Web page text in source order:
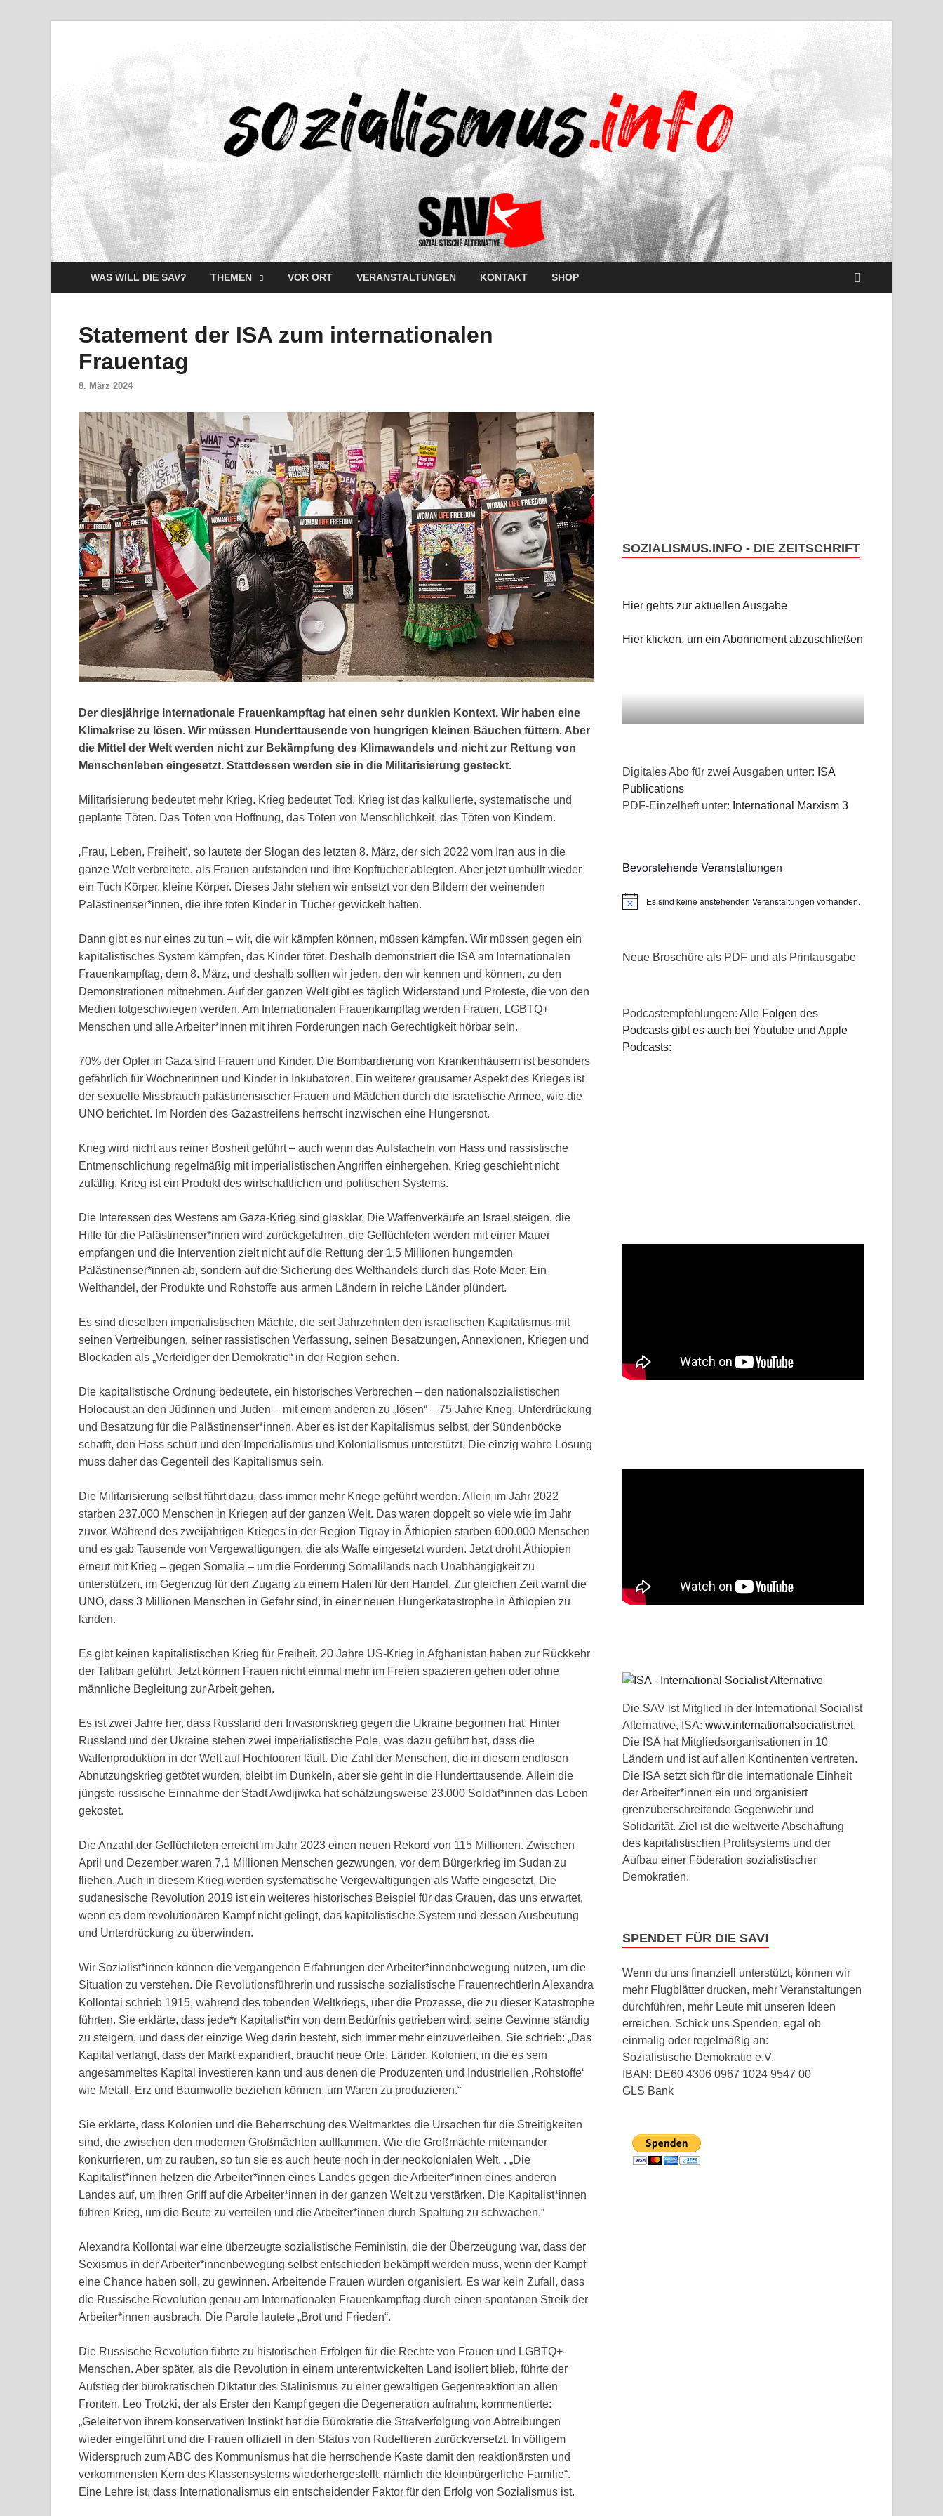
WAS WILL DIE SAV? THEMEN VOR ORT VERANSTALTUNGEN KONTAKT SHOP
Statement der ISA zum internationalen
Frauentag
8. März 2024
Der diesjährige Internationale Frauenkampftag hat einen sehr dunklen Kontext. Wir haben eine
Klimakrise zu lösen. Wir müssen Hunderttausende von hungrigen kleinen Bäuchen füttern. Aber
die Mittel der Welt werden nicht zur Bekämpfung des Klimawandels und nicht zur Rettung von
Menschenleben eingesetzt. Stattdessen werden sie in die Militarisierung gesteckt.
Militarisierung bedeutet mehr Krieg. Krieg bedeutet Tod. Krieg ist das kalkulierte, systematische und
geplante Töten. Das Töten von Hoffnung, das Töten von Menschlichkeit, das Töten von Kindern.
‚Frau, Leben, Freiheit‘, so lautete der Slogan des letzten 8. März, der sich 2022 vom Iran aus in die
ganze Welt verbreitete, als Frauen aufstanden und ihre Kopftücher ablegten. Aber jetzt umhüllt wieder
ein Tuch Körper, kleine Körper. Dieses Jahr stehen wir entsetzt vor den Bildern der weinenden
Palästinenser*innen, die ihre toten Kinder in Tücher gewickelt halten.
Dann gibt es nur eines zu tun – wir, die wir kämpfen können, müssen kämpfen. Wir müssen gegen ein
kapitalistisches System kämpfen, das Kinder tötet. Deshalb demonstriert die ISA am Internationalen
Frauenkampftag, dem 8. März, und deshalb sollten wir jeden, den wir kennen und können, zu den
Demonstrationen mitnehmen. Auf der ganzen Welt gibt es täglich Widerstand und Proteste, die von den
Medien totgeschwiegen werden. Am Internationalen Frauenkampftag werden Frauen, LGBTQ+
Menschen und alle Arbeiter*innen mit ihren Forderungen nach Gerechtigkeit hörbar sein.
70% der Opfer in Gaza sind Frauen und Kinder. Die Bombardierung von Krankenhäusern ist besonders
gefährlich für Wöchnerinnen und Kinder in Inkubatoren. Ein weiterer grausamer Aspekt des Krieges ist
der sexuelle Missbrauch palästinensischer Frauen und Mädchen durch die israelische Armee, wie die
UNO berichtet. Im Norden des Gazastreifens herrscht inzwischen eine Hungersnot.
Krieg wird nicht aus reiner Bosheit geführt – auch wenn das Aufstacheln von Hass und rassistische
Entmenschlichung regelmäßig mit imperialistischen Angriffen einhergehen. Krieg geschieht nicht
zufällig. Krieg ist ein Produkt des wirtschaftlichen und politischen Systems.
Die Interessen des Westens am Gaza-Krieg sind glasklar. Die Waffenverkäufe an Israel steigen, die
Hilfe für die Palästinenser*innen wird zurückgefahren, die Geflüchteten werden mit einer Mauer
empfangen und die Intervention zielt nicht auf die Rettung der 1,5 Millionen hungernden
Palästinenser*innen ab, sondern auf die Sicherung des Welthandels durch das Rote Meer. Ein
Welthandel, der Produkte und Rohstoffe aus armen Ländern in reiche Länder plündert.
Es sind dieselben imperialistischen Mächte, die seit Jahrzehnten den israelischen Kapitalismus mit
seinen Vertreibungen, seiner rassistischen Verfassung, seinen Besatzungen, Annexionen, Kriegen und
Blockaden als „Verteidiger der Demokratie“ in der Region sehen.
Die kapitalistische Ordnung bedeutete, ein historisches Verbrechen – den nationalsozialistischen
Holocaust an den Jüdinnen und Juden – mit einem anderen zu „lösen“ – 75 Jahre Krieg, Unterdrückung
und Besatzung für die Palästinenser*innen. Aber es ist der Kapitalismus selbst, der Sündenböcke
schafft, den Hass schürt und den Imperialismus und Kolonialismus unterstützt. Die einzig wahre Lösung
muss daher das Gegenteil des Kapitalismus sein.
Die Militarisierung selbst führt dazu, dass immer mehr Kriege geführt werden. Allein im Jahr 2022
starben 237.000 Menschen in Kriegen auf der ganzen Welt. Das waren doppelt so viele wie im Jahr
zuvor. Während des zweijährigen Krieges in der Region Tigray in Äthiopien starben 600.000 Menschen
und es gab Tausende von Vergewaltigungen, die als Waffe eingesetzt wurden. Jetzt droht Äthiopien
erneut mit Krieg – gegen Somalia – um die Forderung Somalilands nach Unabhängigkeit zu
unterstützen, im Gegenzug für den Zugang zu einem Hafen für den Handel. Zur gleichen Zeit warnt die
UNO, dass 3 Millionen Menschen in Gefahr sind, in einer neuen Hungerkatastrophe in Äthiopien zu
landen.
Es gibt keinen kapitalistischen Krieg für Freiheit. 20 Jahre US-Krieg in Afghanistan haben zur Rückkehr
der Taliban geführt. Jetzt können Frauen nicht einmal mehr im Freien spazieren gehen oder ohne
männliche Begleitung zur Arbeit gehen.
Es ist zwei Jahre her, dass Russland den Invasionskrieg gegen die Ukraine begonnen hat. Hinter
Russland und der Ukraine stehen zwei imperialistische Pole, was dazu geführt hat, dass die
Waffenproduktion in der Welt auf Hochtouren läuft. Die Zahl der Menschen, die in diesem endlosen
Abnutzungskrieg getötet wurden, bleibt im Dunkeln, aber sie geht in die Hunderttausende. Allein die
jüngste russische Einnahme der Stadt Awdijiwka hat schätzungsweise 23.000 Soldat*innen das Leben
gekostet.
Die Anzahl der Geflüchteten erreicht im Jahr 2023 einen neuen Rekord von 115 Millionen. Zwischen
April und Dezember waren 7,1 Millionen Menschen gezwungen, vor dem Bürgerkrieg im Sudan zu
fliehen. Auch in diesem Krieg werden systematische Vergewaltigungen als Waffe eingesetzt. Die
sudanesische Revolution 2019 ist ein weiteres historisches Beispiel für das Grauen, das uns erwartet,
wenn es dem revolutionären Kampf nicht gelingt, das kapitalistische System und dessen Ausbeutung
und Unterdrückung zu überwinden.
Wir Sozialist*innen können die vergangenen Erfahrungen der Arbeiter*innenbewegung nutzen, um die
Situation zu verstehen. Die Revolutionsführerin und russische sozialistische Frauenrechtlerin Alexandra
Kollontai schrieb 1915, während des tobenden Weltkriegs, über die Prozesse, die zu dieser Katastrophe
führten. Sie erklärte, dass jede*r Kapitalist*in von dem Bedürfnis getrieben wird, seine Gewinne ständig
zu steigern, und dass der einzige Weg darin besteht, sich immer mehr einzuverleiben. Sie schrieb: „Das
Kapital verlangt, dass der Markt expandiert, braucht neue Orte, Länder, Kolonien, in die es sein
angesammeltes Kapital investieren kann und aus denen die Produzenten und Industriellen ‚Rohstoffe‘
wie Metall, Erz und Baumwolle beziehen können, um Waren zu produzieren.“
Sie erklärte, dass Kolonien und die Beherrschung des Weltmarktes die Ursachen für die Streitigkeiten
sind, die zwischen den modernen Großmächten aufflammen. Wie die Großmächte miteinander
konkurrieren, um zu rauben, so tun sie es auch heute noch in der neokolonialen Welt. . „Die
Kapitalist*innen hetzen die Arbeiter*innen eines Landes gegen die Arbeiter*innen eines anderen
Landes auf, um ihren Griff auf die Arbeiter*innen in der ganzen Welt zu verstärken. Die Kapitalist*innen
führen Krieg, um die Beute zu verteilen und die Arbeiter*innen durch Spaltung zu schwächen.“
Alexandra Kollontai war eine überzeugte sozialistische Feministin, die der Überzeugung war, dass der
Sexismus in der Arbeiter*innenbewegung selbst entschieden bekämpft werden muss, wenn der Kampf
eine Chance haben soll, zu gewinnen. Arbeitende Frauen wurden organisiert. Es war kein Zufall, dass
die Russische Revolution genau am Internationalen Frauenkampftag durch einen spontanen Streik der
Arbeiter*innen ausbrach. Die Parole lautete „Brot und Frieden“.
Die Russische Revolution führte zu historischen Erfolgen für die Rechte von Frauen und LGBTQ+-
Menschen. Aber später, als die Revolution in einem unterentwickelten Land isoliert blieb, führte der
Aufstieg der bürokratischen Diktatur des Stalinismus zu einer gewaltigen Gegenreaktion an allen
Fronten. Leo Trotzki, der als Erster den Kampf gegen die Degeneration aufnahm, kommentierte:
„Geleitet von ihrem konservativen Instinkt hat die Bürokratie die Strafverfolgung von Abtreibungen
wieder eingeführt und die Frauen offiziell in den Status von Rudeltieren zurückversetzt. In völligem
Widerspruch zum ABC des Kommunismus hat die herrschende Kaste damit den reaktionärsten und
verkommensten Kern des Klassensystems wiederhergestellt, nämlich die kleinbürgerliche Familie“.
Eine Lehre ist, dass Internationalismus ein entscheidender Faktor für den Erfolg von Sozialismus ist.
SOZIALISMUS.INFO - DIE ZEITSCHRIFT
Hier gehts zur aktuellen Ausgabe
Hier klicken, um ein Abonnement abzuschließen
Digitales Abo für zwei Ausgaben unter: ISA
Publications
PDF-Einzelheft unter: International Marxism 3
Bevorstehende Veranstaltungen
HinweisEs sind keine anstehenden Veranstaltungen vorhanden.
Neue Broschüre als PDF und als Printausgabe
Podcastempfehlungen:Alle Folgen des
Podcasts gibt es auch bei Youtube und Apple
Podcasts:
Die SAV ist Mitglied in der International Socialist
Alternative, ISA:www.internationalsocialist.net.
Die ISA hat Mitgliedsorganisationen in 10
Ländern und ist auf allen Kontinenten vertreten.
Die ISA setzt sich für die internationale Einheit
der Arbeiter*innen ein und organisiert
grenzüberschreitende Gegenwehr und
Solidarität. Ziel ist die weltweite Abschaffung
des kapitalistischen Profitsystems und der
Aufbau einer Föderation sozialistischer
Demokratien.
SPENDET FÜR DIE SAV!
Wenn du uns finanziell unterstützt, können wir
mehr Flugblätter drucken, mehr Veranstaltungen
durchführen, mehr Leute mit unseren Ideen
erreichen. Schick uns Spenden, egal ob
einmalig oder regelmäßig an:
Sozialistische Demokratie e.V.
IBAN: DE60 4306 0967 1024 9547 00
GLS Bank